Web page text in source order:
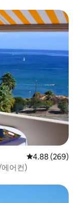
평점 4.88점(5
4.88 (269)
어컨)